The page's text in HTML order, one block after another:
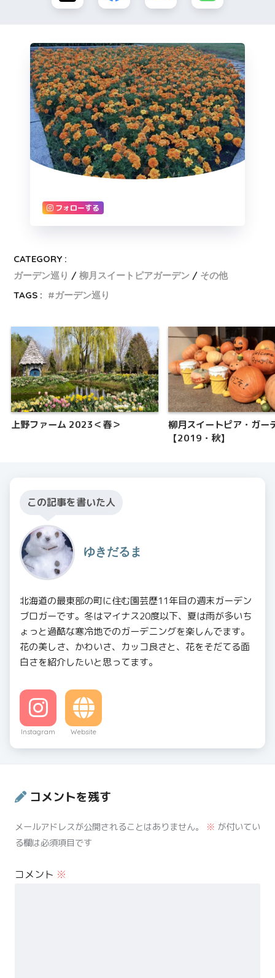
フォローする
CATEGORY :
ガーデン巡り
柳月スイートピアガーデン
その他
TAGS :
ガーデン巡り
上野ファーム 2023＜春＞
柳月スイートピア・ガー
【2019・秋】
この記事を書いた人
ゆきだるま
北海道の最東部の町に住む園芸歴11年目の週末ガーデン
ブロガーです。冬はマイナス20度以下、夏は雨が多いち
ょっと過酷な寒冷地でのガーデニングを楽しんでます。
花の美しさ、かわいさ、カッコ良さと、花をそだてる面
白さを紹介したいと思ってます。
Instagram Website
コメントを残す
メールアドレスが公開されることはありません。 ※ が付いてい
る欄は必須項目です
コメント ※